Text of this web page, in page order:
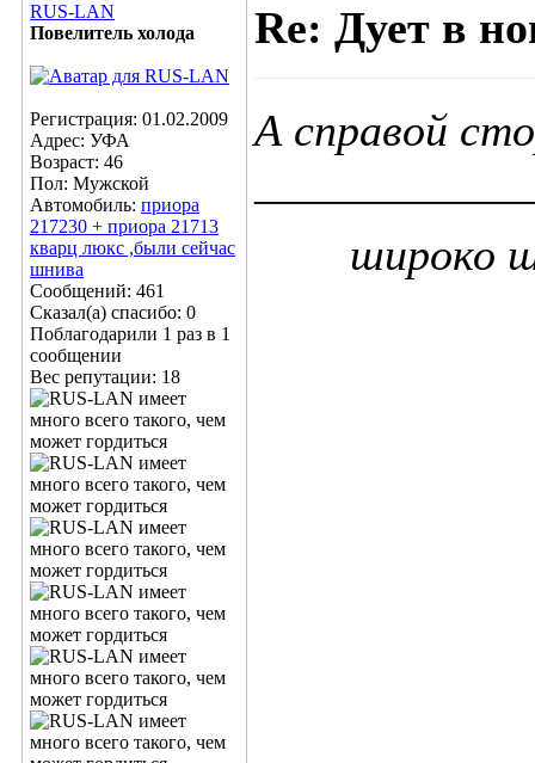
RUS-LAN
Повелитель холода
Регистрация: 01.02.2009
Адрес: УФА
Возраст: 46
Пол: Мужской
Автомобиль: приора
217230 + приора 21713
кварц люкс ,были сейчас
шнива
Сообщений: 461
Сказал(а) спасибо: 0
Поблагодарили 1 раз в 1
сообщении
Вес репутации: 18
Re: Дует в
А справой
широко